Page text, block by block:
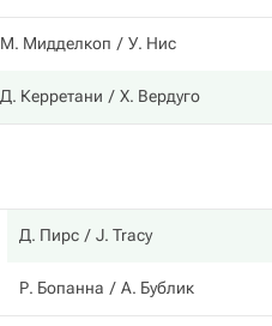
М. Мидделкоп У. Нис
Д. Керретани Х. Вердуго
Д. Пирс J. Tracy
Р. Бопанна А. Бублик